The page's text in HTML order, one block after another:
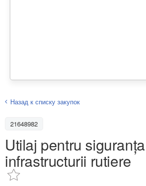
Назад к списку закупок
21648982
Utilaj pentru siguranța
infrastructurii rutiere